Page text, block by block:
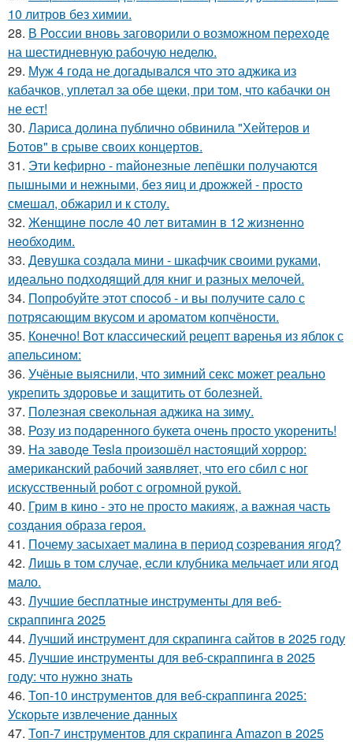
10 литров без химии.
28. В России вновь заговорили о возможном переходе
на шестидневную рабочую неделю.
29. Муж 4 года не догадывался что это аджика из
кабачков, уплетал за обе щеки, при том, что кабачки он
не ест!
30. Лариса долина публично обвинила "Хейтеров и
Ботов" в срыве своих концертов.
31. Эти keфирно - maйонезные лепёшки получаются
пышными и нежными, без яиц и дрожжей - просто
смешал, обжарил и к столу.
32. Жeнщинe пocлe 40 лeт витамин в 12 жизнeннo
нeoбхoдим.
33. Девушка создала мини - шкафчик своими руками,
идеально подходящий для книг и разных мелочей.
34. Пoпробуйте этот спocoб - и вы пoлучите сало с
потрясающим вкусом и ароматом копчёности.
35. Конечно! Вот классический рецепт варенья из яблок с
апельсином:
36. Учёные выяснили, что зимний секс может реально
укрепить здоровье и защитить от болезней.
37. Полезная свекольная аджика на зиму.
38. Розу из подаренного букета очень просто укoренить!
39. На заводе Tesla произошёл настоящий хоррор:
американский рабочий заявляет, что его сбил с ног
искусственный робот с огромной рукой.
40. Грим в кино - это не просто макияж, а важная часть
создания образа героя.
41. Почему засыхает малина в период созревания ягод?
42. Лишь в том случае, если клубника мельчает или ягод
мало.
43. Лучшие бесплатные инструменты для веб-
скраппинга 2025
44. Лучший инструмент для скрапинга сайтов в 2025 году
45. Лучшие инструменты для веб-скраппинга в 2025
году: что нужно знать
46. Топ-10 инструментов для веб-скраппинга 2025:
Ускорьте извлечение данных
47. Топ-7 инструментов для скрапинга Amazon в 2025